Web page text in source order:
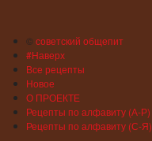
©советский общепит
#Наверх
Все рецепты
Новое
О ПРОЕКТЕ
Рецепты по алфавиту (А-Р)
Рецепты по алфавиту (С-Я)